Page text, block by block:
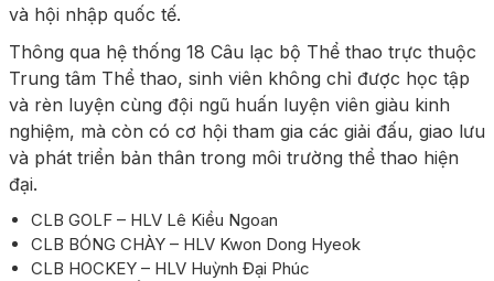
và hội nhập quốc tế.
Thông qua hệ thống 18 Câu lạc bộ Thể thao trực thuộc
Trung tâm Thể thao, sinh viên không chỉ được học tập
và rèn luyện cùng đội ngũ huấn luyện viên giàu kinh
nghiệm, mà còn có cơ hội tham gia các giải đấu, giao lưu
và phát triển bản thân trong môi trường thể thao hiện
đại.
CLB GOLF – HLV Lê Kiều Ngoan
CLB BÓNG CHÀY – HLV Kwon Dong Hyeok
CLB HOCKEY – HLV Huỳnh Đại Phúc